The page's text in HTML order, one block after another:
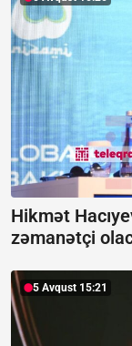
Hikmət
zəmanətçi
5 Avqust 15:21